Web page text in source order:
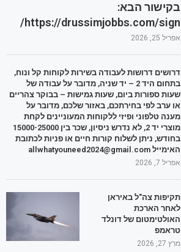
בקישור הבא:
https://drussimjobbs.com/sign/
אפריל 25, 2026
דרושים דרושות לעבודה בשירות לקוחות קל ונוח,
בתחום היד 2 – יד שניה, מדובר על עבודה של
שעות ספורות ביום, שעות גמישות – בבוקר צהריים
או ערב לפי בחירתכם, באזור שלכם, מדובר על
מענה טלפוני ופיזי ללקוחות המעוניינים לקחת
מוצרי יד 2, לא נדרש ניסיון, שכר בין 15000-25000
בחודש, ניתן לשלוח קורות חיים או פניות לכתובת
האימייל allwhatyouneed2024@gmail.com
אפריל 7, 2026
תקיפות צה"ל באיראן
לאחר הארכת
האולטימטום של דונלד
טראמפ
מרץ 27, 2026